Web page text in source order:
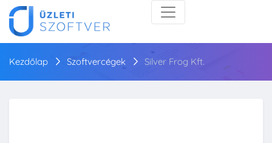
Kezdőlap Szoftvercégek Silver Frog Kft.